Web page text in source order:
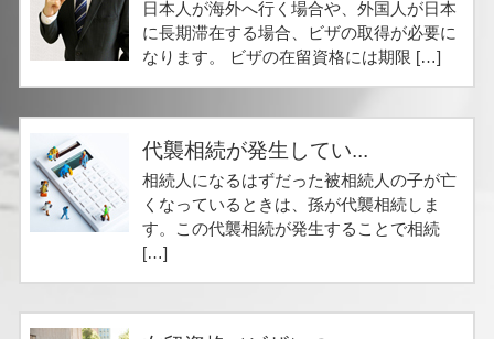
日本人が海外へ行く場合や、外国人が日本
に長期滞在する場合、ビザの取得が必要に
なります。 ビザの在留資格には期限 […]
代襲相続が発生してい...
相続人になるはずだった被相続人の子が亡
くなっているときは、孫が代襲相続しま
す。この代襲相続が発生することで相続
[…]